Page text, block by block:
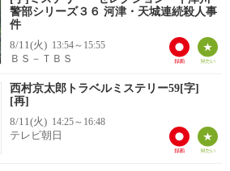
警部シリーズ３６ 河津・天城連続殺人事
件
8/11(火) 13:54～15:55
ＢＳ－ＴＢＳ
西村京太郎トラベルミステリー59[字]
[再]
8/11(火) 14:25～16:48
テレビ朝日